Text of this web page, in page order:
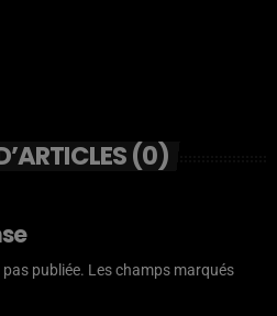
(0)
publiée. Les champs marqués